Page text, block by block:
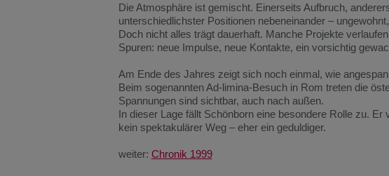
DieAtmosphäre ist gemischt. Einerseits Aufbruch,
unterschiedlichster Positionen nebeneinander – ungewohnt,
Doch nicht alles trägt dauerhaft. Manche Projekte verlaufen
Spuren: neue Impulse, neue Kontakte, ein vorsichtig
Am Ende des Jahres zeigt sich noch einmal, wie
Beim sogenanntenAd-limina-Besuch in Rom treten die
Spannungen sind sichtbar, auch nach außen.
In dieser Lage fällt Schönborn eine besondere Rolle zu. Er
kein spektakulärer Weg –eher ein geduldiger.
weiter: Chronik 1999